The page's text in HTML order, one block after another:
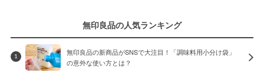
無印良品の人気ランキング
1
無印良品の新商品がSNSで大注目！「調味料用小分け袋」
の意外な使い方とは？